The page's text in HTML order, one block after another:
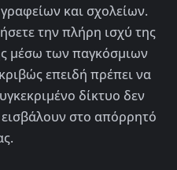
και σχολείων.
την πλήρη ισχύ της
μέσω των παγκόσμιων
επειδή πρέπει να
δίκτυο δεν
στο απόρρητό